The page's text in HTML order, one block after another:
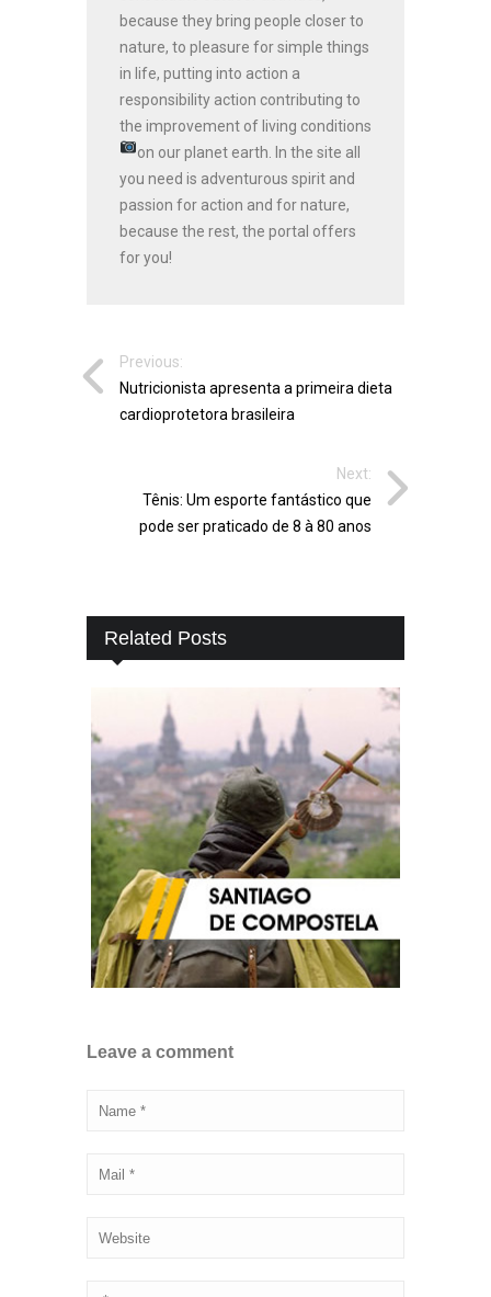
because they bring people closer to
nature, to pleasure for simple things
in life, putting into action a
responsibility action contributing to
the improvement of living conditions
on our planet earth.
In the site all
you need is adventurous spirit and
passion for action and for nature,
because the rest, the portal offers
for you!
Previous:
Nutricionista apresenta a primeira dieta
cardioprotetora brasileira
Next:
Tênis: Um esporte fantástico que
pode ser praticado de 8 à 80 anos
Related Posts
Leave a comment